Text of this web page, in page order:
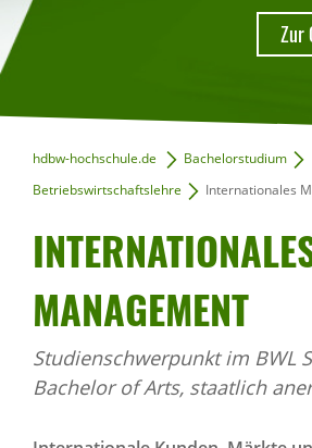
Zur
hdbw-hochschule.de
Bachelorstudium
Betriebswirtschaftslehre
Internationales
MANAGE­MENT
Studienschwerpunkt im BWL
Bachelor of Arts, staatlich